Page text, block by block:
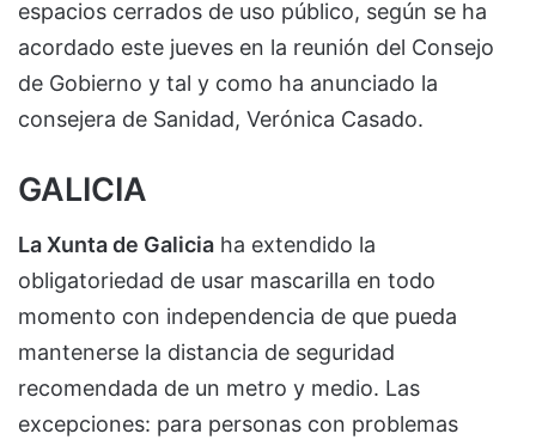
espacios cerrados de uso público, según se ha
acordado este jueves en la reunión del Consejo
de Gobierno y tal y como ha anunciado la
consejera de Sanidad, Verónica Casado.
GALICIA
La Xunta de Galicia ha extendido la
obligatoriedad de usar mascarilla en todo
momento con independencia de que pueda
mantenerse la distancia de seguridad
recomendada de un metro y medio. Las
excepciones: para personas con problemas